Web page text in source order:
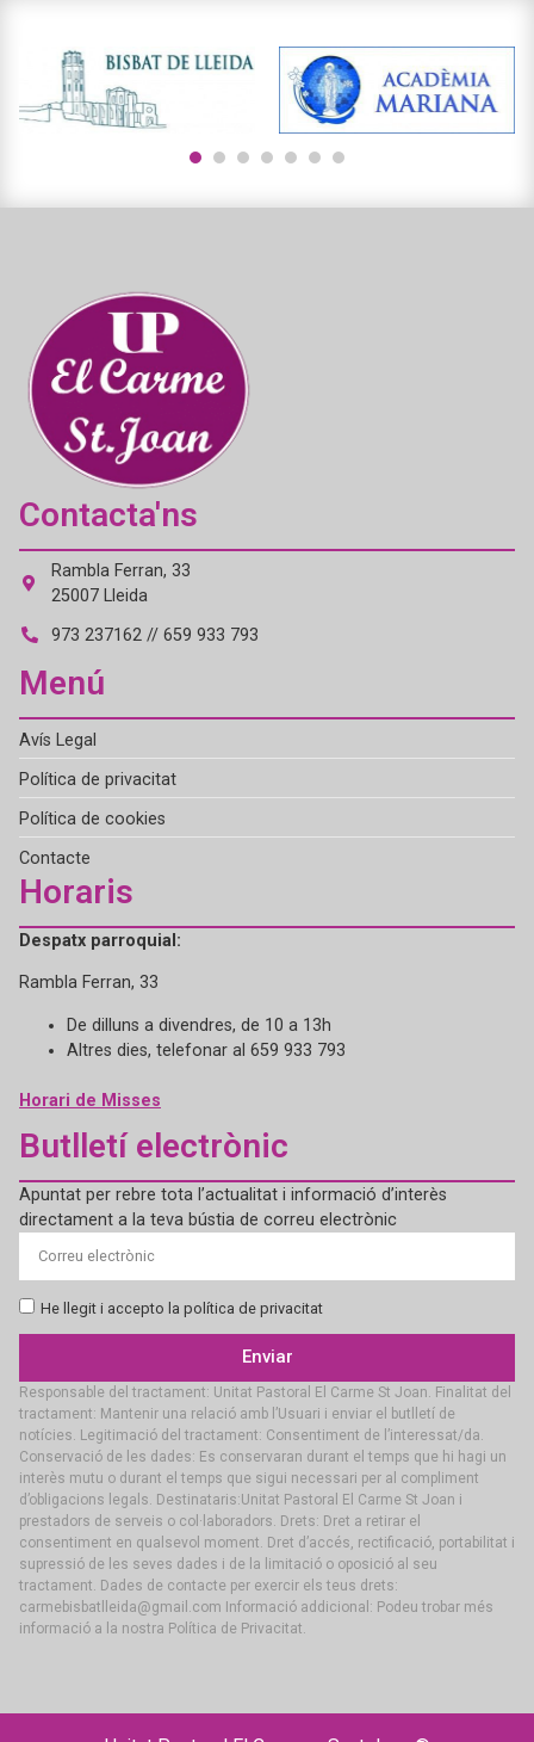
Contacta'ns
Rambla Ferran, 33
25007 Lleida
973 237162 // 659 933 793
Menú
Avís Legal
Política de privacitat
Política de cookies
Contacte
Horaris
Despatx parroquial:
Rambla Ferran, 33
De dilluns a divendres, de 10 a 13h
Altres dies, telefonar al 659 933 793
Horari de Misses
Butlletí electrònic
Apuntat per rebre tota l’actualitat i informació d’interès
directament a la teva bústia de correu electrònic
He llegit i accepto la política de privacitat
Enviar
Responsable del tractament: Unitat Pastoral El Carme St Joan. Finalitat del
tractament: Mantenir una relació amb l’Usuari i enviar el butlletí de
notícies. Legitimació del tractament: Consentiment de l’interessat/da.
Conservació de les dades: Es conservaran durant el temps que hi hagi un
interès mutu o durant el temps que sigui necessari per al compliment
d’obligacions legals. Destinataris:Unitat Pastoral El Carme St Joan i
prestadors de serveis o col·laboradors. Drets: Dret a retirar el
consentiment en qualsevol moment. Dret d’accés, rectificació, portabilitat i
supressió de les seves dades i de la limitació o oposició al seu
tractament. Dades de contacte per exercir els teus drets:
carmebisbatlleida@gmail.com Informació addicional: Podeu trobar més
informació a la nostra Política de Privacitat.